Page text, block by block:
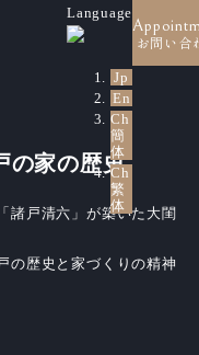
Language
Jp
En
Ch
簡
体
Ch
繁
体
お問い合
の家の歴史
諸戸清六」が築いた大閨
の歴史と家づくりの精神